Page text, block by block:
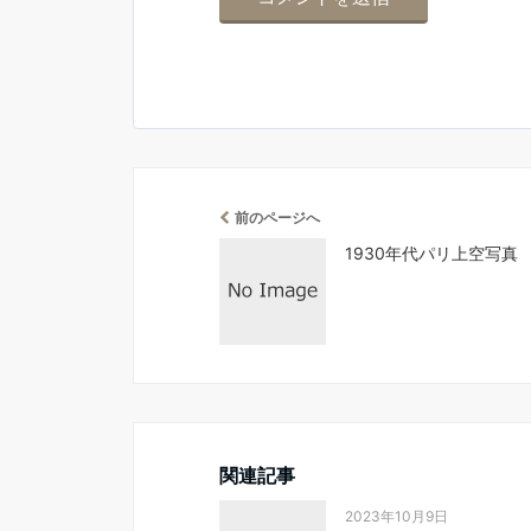
前のページへ
1930年代パリ上空写真
関連記事
2023年10月9日